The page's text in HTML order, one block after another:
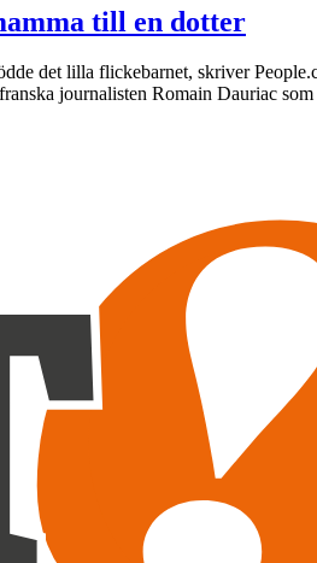
till en dotter
det lilla flickebarnet, skriver
journalisten Romain Dauriac